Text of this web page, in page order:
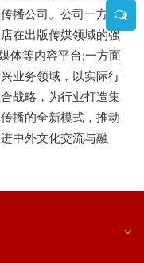
播公司。公司一方面
在出版传媒领域的强
体等内容平台;一方面
业务领域，以实际行
战略，为行业打造集
播的全新模式，推动
中外文化交流与融